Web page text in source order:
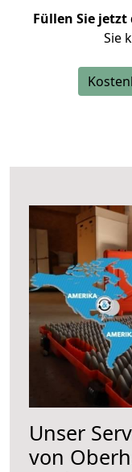
Füllen Sie
Sie
Unser
von